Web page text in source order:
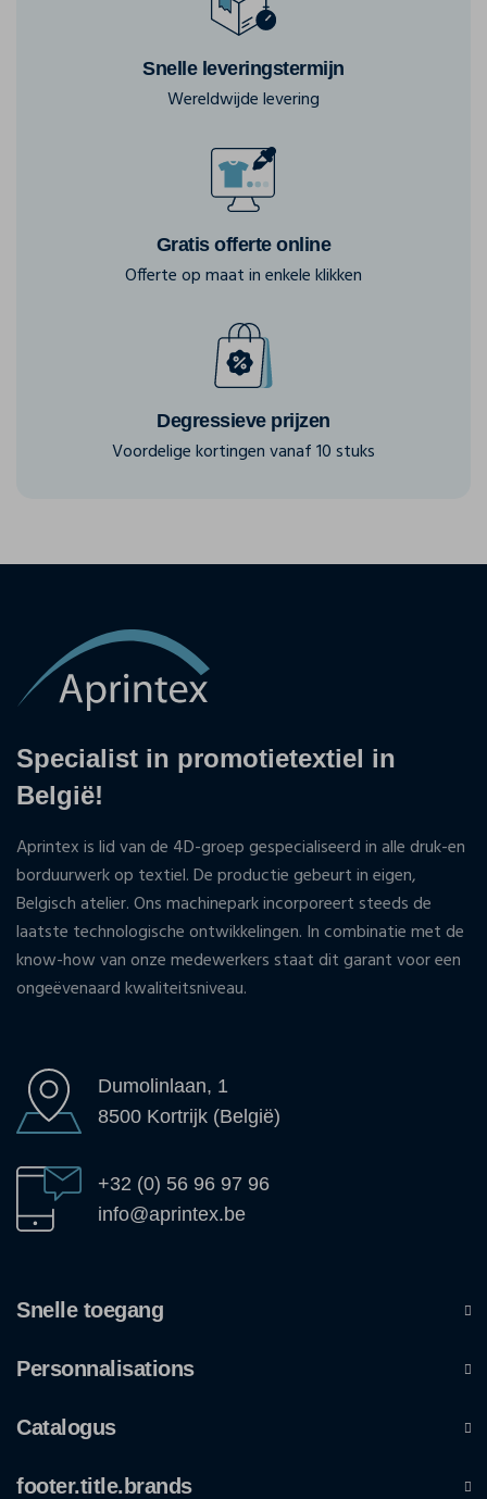
Snelle leveringstermijn
Wereldwijde levering
Gratis offerte online
Offerte op maat in enkele klikken
Degressieve prijzen
Voordelige kortingen vanaf 10 stuks
Specialist in promotietextiel in
België!
Aprintex is lid van de 4D-groep gespecialiseerd in alle druk-en
borduurwerk op textiel. De productie gebeurt in eigen,
Belgisch atelier. Ons machinepark incorporeert steeds de
laatste technologische ontwikkelingen. In combinatie met de
know-how van onze medewerkers staat dit garant voor een
ongeëvenaard kwaliteitsniveau.
Dumolinlaan, 1
8500 Kortrijk (België)
+32 (0) 56 96 97 96
info@aprintex.be
Snelle toegang
Personnalisations
Catalogus
footer.title.brands